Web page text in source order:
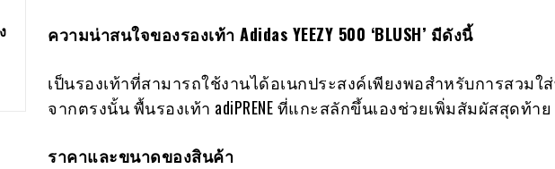
ความน่าสนใจของรองเท้าAdidas YEEZY 500 ‘BLUSH’ มีดังนี้
เป็นรองเท้าที่สามารถใช้งานได้อเนกประสงค์เพียงพอสำหรับการสวมใ
จากตรงนั้น พื้นรองเท้า adiPRENE ที่แกะสลักขึ้นเองช่วยเพิ่มสัมผัสสุดท้าย
ราคาและขนาดของสินค้า